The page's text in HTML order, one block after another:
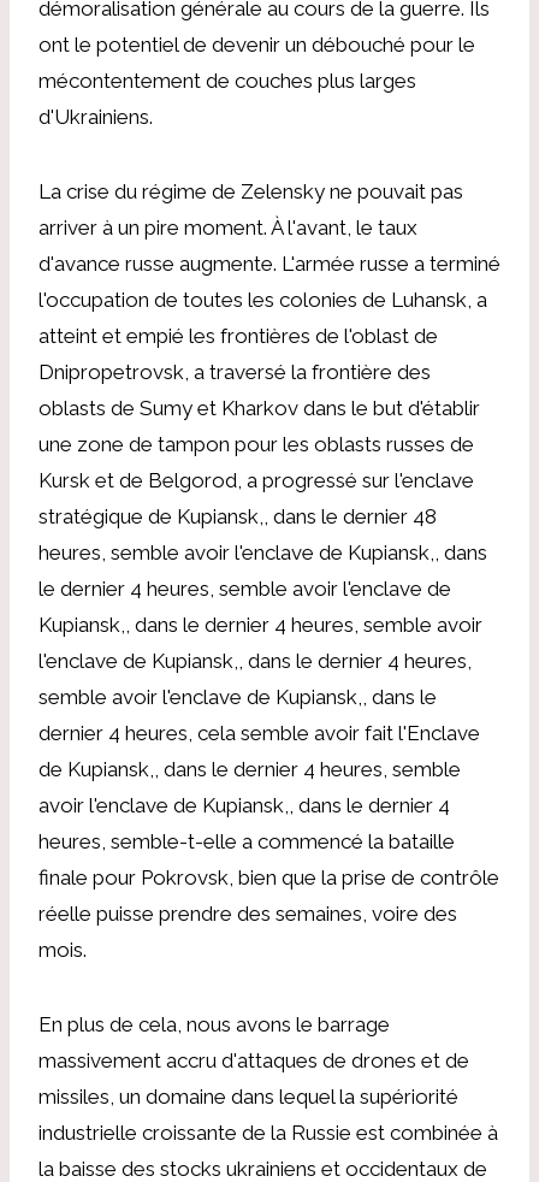
démoralisation générale au cours de la guerre. Ils
ont le potentiel de devenir un débouché pour le
mécontentement de couches plus larges
d'Ukrainiens.
La crise du régime de Zelensky ne pouvait pas
arriver à un pire moment. À l'avant, le taux
d'avance russe augmente. L'armée russe a terminé
l'occupation de toutes les colonies de Luhansk, a
atteint et empié les frontières de l'oblast de
Dnipropetrovsk, a traversé la frontière des
oblasts de Sumy et Kharkov dans le but d'établir
une zone de tampon pour les oblasts russes de
Kursk et de Belgorod, a progressé sur l'enclave
stratégique de Kupiansk,, dans le dernier 48
heures, semble avoir l'enclave de Kupiansk,, dans
le dernier 4 heures, semble avoir l'enclave de
Kupiansk,, dans le dernier 4 heures, semble avoir
l'enclave de Kupiansk,, dans le dernier 4 heures,
semble avoir l'enclave de Kupiansk,, dans le
dernier 4 heures, cela semble avoir fait l'Enclave
de Kupiansk,, dans le dernier 4 heures, semble
avoir l'enclave de Kupiansk,, dans le dernier 4
heures, semble-t-elle a commencé la bataille
finale pour Pokrovsk, bien que la prise de contrôle
réelle puisse prendre des semaines, voire des
mois.
En plus de cela, nous avons le barrage
massivement accru d'attaques de drones et de
missiles, un domaine dans lequel la supériorité
industrielle croissante de la Russie est combinée à
la baisse des stocks ukrainiens et occidentaux de